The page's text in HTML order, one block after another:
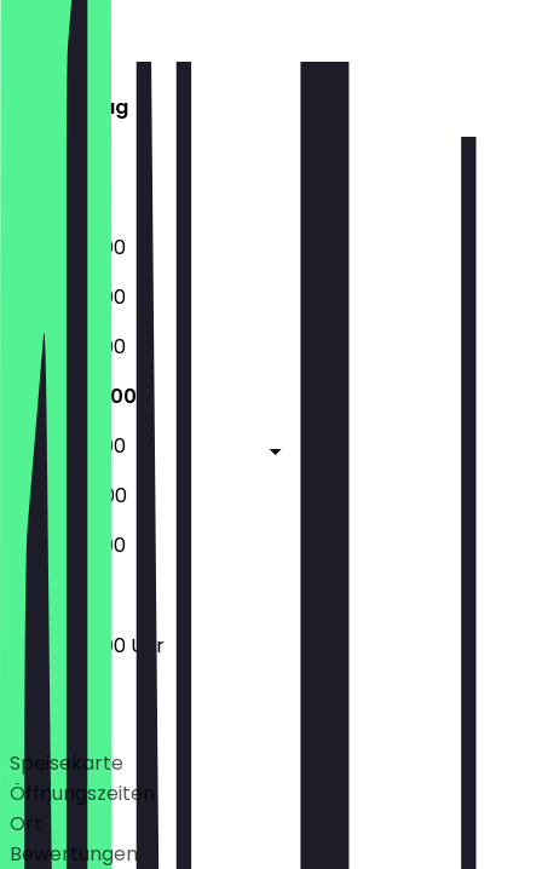
Montag
Dienstag
Mittwoch
Donnerstag
05:30 - 19:00
05:30 - 19:00
05:30 - 19:00
05:30 - 19:00
05:30 - 19:00
06:00 - 13:00
06:30 - 13:00
05:30 - 19:00 Uhr
Deals
Speisekarte
Öffnungszeiten
Ort
Bewertungen